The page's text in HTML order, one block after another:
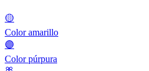
🟡
Color amarillo
🟣
Color púrpura